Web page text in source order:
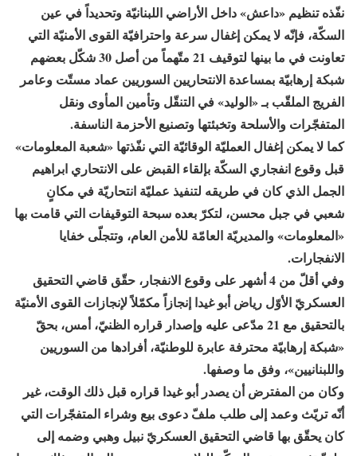
نفّذه تنظيم «داعش» داخل الأراضي اللبنانيّة وتحديداً في عين
السكّة، فإنّه لا يمكن إغفال سرعة واحترافيّة القوى الأمنيّة التي
تعاونت في ما بينها لتوقيف 21 متّهماً من أصل 30 شكّل بعضهم
شبكة إرهابيّة بمساعدة الانتحاريين السوريين عماد مستّت وعامر
الفريج الملقّب بـ «الوليد» في التنقّل وتأمين المأوى ونقل
المتفجّرات والأسلحة وتخبئتها وتصنيع الأحزمة الناسفة.
كما لا يمكن إغفال العمليّة الوقائيّة التي نفّذتها «شعبة المعلومات»
قبل وقوع انفجاري السكّة بإلقاء القبض على الانتحاري ابراهيم
الجمل الذي كان في طريقه لتنفيذ عمليّة انتحاريّة في مكانٍ
شعبي في جبل محسن، لتكرّ بعده سبحة التوقيفات التي قامت بها
«المعلومات» والمديريّة العامّة للأمن العام، وتتجلّى خفايا
الانفجارات.
وفي أقلّ من 4 أشهر على وقوع الانفجار، حقّق قاضي التحقيق
العسكريّ الأوّل رياض أبو غيدا إنجازاً مكمّلاً لإنجازات القوى الأمنيّة
بالتحقيق مع 21 مدّعى عليه وإصدار قراره الظنيّ، أمس، بحقّ
«شبكة إرهابيّة محترفة عابرة للوطنيّة، أفرادها من السوريين
واللبنانيين»، وفق ما وصفها.
وكان من المفترض أن يصدر أبو غيدا قراره قبل ذلك الوقت، غير
أنّه تريّث وعمد إلى طلب ملفّ دعوى بيع وشراء المتفجّرات التي
كان يحقّق بها قاضي التحقيق العسكريّ نبيل وهبي وضمه إلى